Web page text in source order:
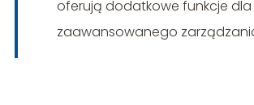
oferują dodatkowe funkcje dla
zaawansowanego